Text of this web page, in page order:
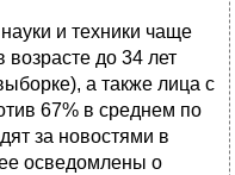
и техники чаще
до 34 лет
а также лица с
67% в среднем по
за новостями в
осведомлены о